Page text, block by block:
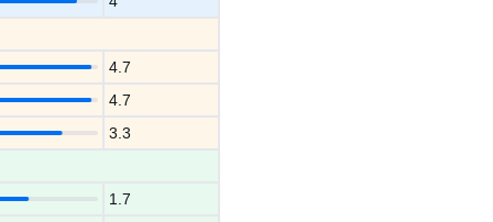
4.7
4.7
3.3
1.7